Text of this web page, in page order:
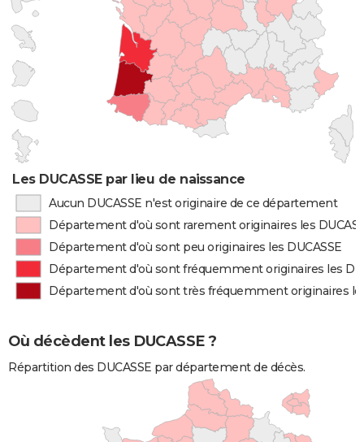
Les DUCASSE par lieu de naissance
Aucun DUCASSE n'est originaire de ce département
Département d'où sont rarement originaires les
Département d'où sont peu originaires les DUCASSE
Département d'où sont fréquemment originaires les
Département d'où sont très fréquemment originaires
Où décèdent les DUCASSE ?
Répartition des DUCASSE par département de décès.